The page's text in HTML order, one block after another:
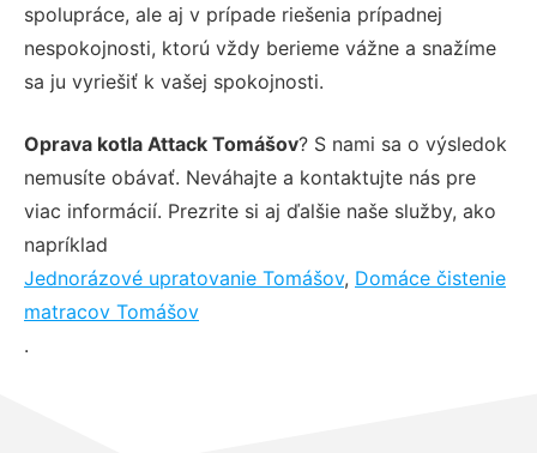
spolupráce, ale aj v prípade riešenia prípadnej
nespokojnosti, ktorú vždy berieme vážne a snažíme
sa ju vyriešiť k vašej spokojnosti.
Oprava kotla Attack Tomášov? S nami sa o výsledok
nemusíte obávať. Neváhajte a kontaktujte nás pre
viac informácií. Prezrite si aj ďalšie naše služby, ako
napríklad
Jednorázové upratovanie Tomášov, Domáce čistenie
matracov Tomášov
.